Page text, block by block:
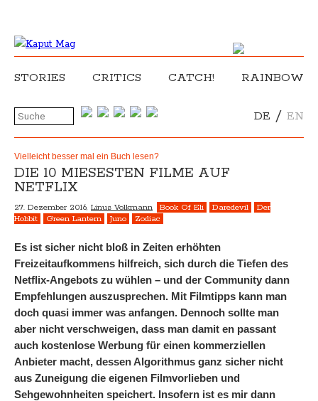
STORIES CRITICS CATCH! RAINBOW
DE / EN
Vielleicht besser mal ein Buch lesen?
DIE 10 MIESESTEN FILME AUF
NETFLIX
27. Dezember 2016, Linus Volkmann Book Of Eli Daredevil
Der
Hobbit
Green Lantern Juno Zodiac
Es ist sicher nicht bloß in Zeiten erhöhten
Freizeitaufkommens hilfreich, sich durch die Tiefen des
Netflix-Angebots zu wühlen – und der Community dann
Empfehlungen auszusprechen. Mit Filmtipps kann man
doch quasi immer was anfangen. Dennoch sollte man
aber nicht verschweigen, dass man damit en passant
auch kostenlose Werbung für einen kommerziellen
Anbieter macht, dessen Algorithmus ganz sicher nicht
aus Zuneigung die eigenen Filmvorlieben und
Sehgewohnheiten speichert. Insofern ist es mir dann